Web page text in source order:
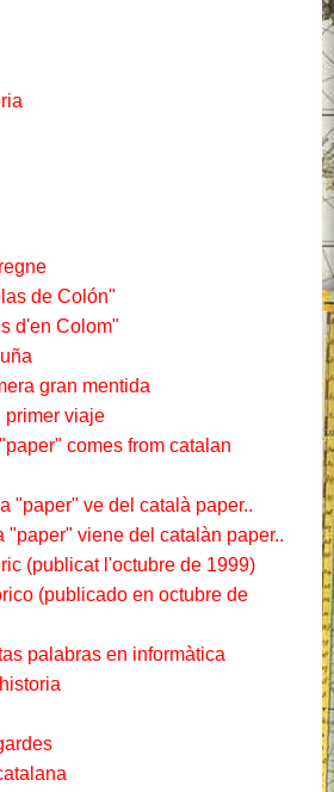
de Colón"
d'en Colom"
gran mentida
primer viaje
comes from catalan
"paper" ve del català paper..
"paper" viene del catalàn paper..
(publicat l'octubre de 1999)
(publicado en octubre de
palabras en informàtica